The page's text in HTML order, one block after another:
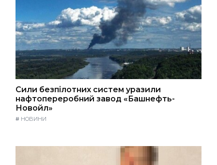
Сили безпілотних систем уразили
нафтопереробний завод «Башнефть-
Новойл»
# НОВИНИ